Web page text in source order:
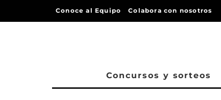
Conoce al Equipo Colabora con nosotros
Concursos y sorteos